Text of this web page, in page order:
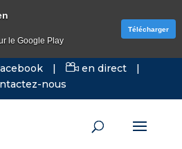
| en direct
|
nous
le Google Play
Télécharger